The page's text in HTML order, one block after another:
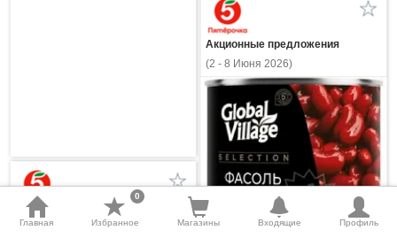
Акционные предложения
(2 - 8 Июня 2026)
Акционные предложения
Главная Избранное
0
Магазины Входящие Профиль